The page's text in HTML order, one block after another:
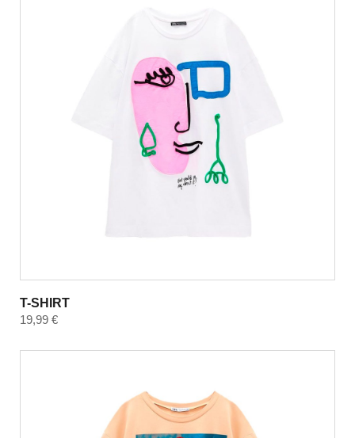
T-SHIRT
19,99 €